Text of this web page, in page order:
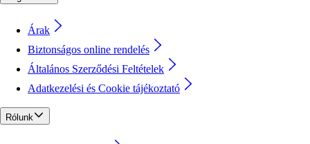
Árak
Biztonságos online rendelés
Általános Szerződési Feltételek
Adatkezelési és Cookie tájékoztató
Rólunk